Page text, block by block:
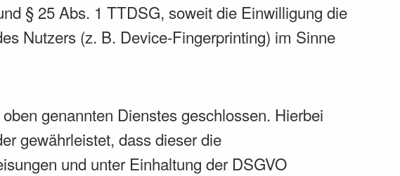
§ 25 Abs. 1 TTDSG, soweit die Einwilligung die
Nutzers (z. B. Device-Fingerprinting) im Sinne
genannten Dienstes geschlossen. Hierbei
gewährleistet, dass dieser die
und unter Einhaltung der DSGVO